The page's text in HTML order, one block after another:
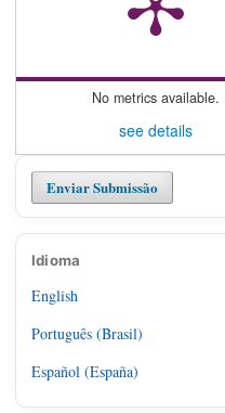
No metrics available.
see details
Enviar Submissão
Idioma
English
Português (Brasil)
Español (España)